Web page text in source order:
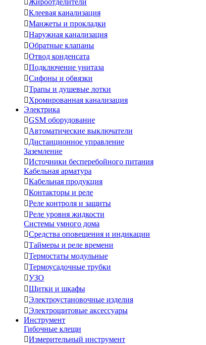
Жироотделители
Клеевая канализация
Манжеты и прокладки
Наружная канализация
Обратные клапаны
Отвод конденсата
Подключение унитаза
Сифоны и обвязки
Трапы и душевые лотки
Хромированная канализация
Электрика
GSM оборудование
Автоматические выключатели
Дистанционное управление
Заземление
Источники бесперебойного питания
Кабельная арматура
Кабельная продукция
Контакторы и реле
Реле контроля и защиты
Реле уровня жидкости
Системы умного дома
Средства оповещения и индикации
Таймеры и реле времени
Термостаты модульные
Термоусадочные трубки
УЗО
Щитки и шкафы
Электроустановочные изделия
Электрощитовые аксессуары
Инструмент
Гибочные клещи
Измерительный инструмент